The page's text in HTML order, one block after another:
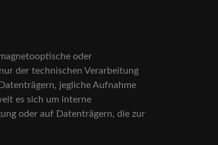
oder
der technischen Verarbeitung
jegliche Aufnahme
es sich um interne
oder auf Datenträgern, die zur